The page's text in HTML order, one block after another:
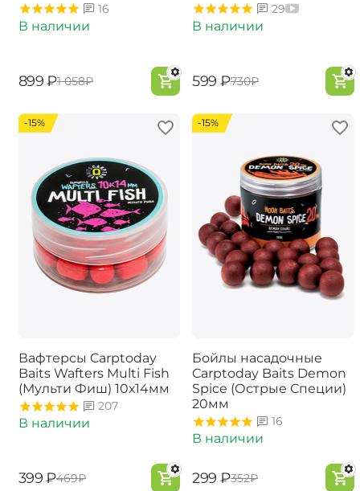
16
В наличии
‍899‍ ₽‍1 058‍₽
29
В наличии
‍599‍ ₽‍730‍₽
-15%
Вафтерсы Carptoday
Baits Wafters Multi Fish
(Мульти Фиш) 10х14мм
207
В наличии
‍399‍ ₽‍469‍₽
-15%
Бойлы насадочные
Carptoday Baits Demon
Spice (Острые Специи)
20мм
16
В наличии
‍299‍ ₽‍352‍₽